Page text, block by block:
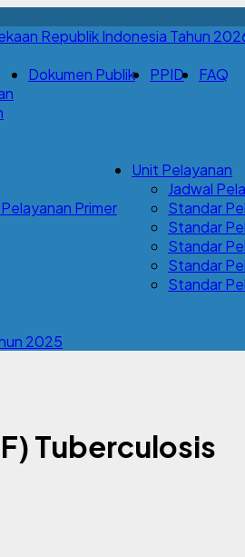
Dokumen Publik PPID FAQ
Primer
Unit Pelayanan
Jadwal
Standar
Standar
Standar
Standar
Standar
2025
Tuberculosis